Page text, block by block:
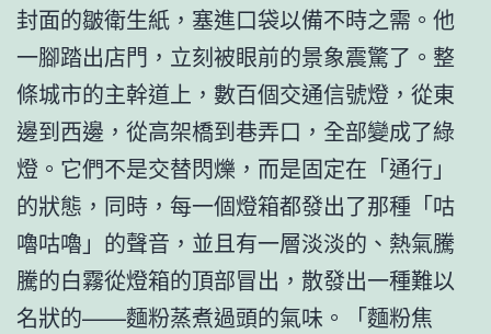
封面的皺衛生紙，塞進口袋以備不時之需。他
一腳踏出店門，立刻被眼前的景象震驚了。整
條城市的主幹道上，數百個交通信號燈，從東
邊到西邊，從高架橋到巷弄口，全部變成了綠
燈。它們不是交替閃爍，而是固定在「通行」
的狀態，同時，每一個燈箱都發出了那種「咕
嚕咕嚕」的聲音，並且有一層淡淡的、熱氣騰
騰的白霧從燈箱的頂部冒出，散發出一種難以
名狀的——麵粉蒸煮過頭的氣味。「麵粉焦